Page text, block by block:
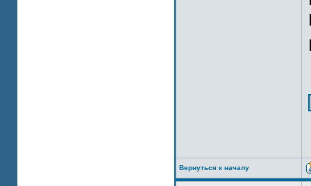
Вернуться к началу